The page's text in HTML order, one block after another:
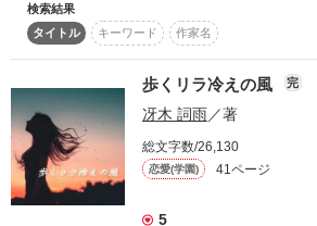
では➡︎
私の初めての小説ですO(≧∇≦)o
誤字脱字などあると思いますが読んでくださると嬉しいです｡
紅鷹(ﾍﾞﾆｵｳ)第15代目総長兼神崎組組長の娘
検索結果
タイトル
キーワード 作家名
歩くリラ冷えの風 完
冴木 詞雨／著
総文字数/26,130
恋愛(学園) 41ページ
5